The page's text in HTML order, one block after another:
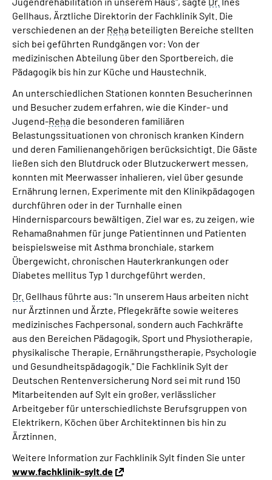
Mein Kundenportal
Gellhaus, Ärztliche Direktorin der Fachklinik Sylt. Die
verschiedenen an der Reha beteiligten Bereiche stellten
sich bei geführten Rundgängen vor: Von der
medizinischen Abteilung über den Sportbereich, die
Pädagogik bis hin zur Küche und Haustechnik.
An unterschiedlichen Stationen konnten Besucherinnen
und Besucher zudem erfahren, wie die Kinder- und
Jugend-Reha die besonderen familiären
Belastungssituationen von chronisch kranken Kindern
und deren Familienangehörigen berücksichtigt. Die Gäste
ließen sich den Blutdruck oder Blutzuckerwert messen,
konnten mit Meerwasser inhalieren, viel über gesunde
Ernährung lernen, Experimente mit den Klinikpädagogen
durchführen oder in der Turnhalle einen
Hindernisparcours bewältigen. Ziel war es, zu zeigen, wie
Rehamaßnahmen für junge Patientinnen und Patienten
beispielsweise mit Asthma bronchiale, starkem
Übergewicht, chronischen Hauterkrankungen oder
Diabetes mellitus Typ 1 durchgeführt werden.
Dr. Gellhaus führte aus: "In unserem Haus arbeiten nicht
nur Ärztinnen und Ärzte, Pflegekräfte sowie weiteres
medizinisches Fachpersonal, sondern auch Fachkräfte
aus den Bereichen Pädagogik, Sport und Physiotherapie,
physikalische Therapie, Ernährungstherapie, Psychologie
und Gesundheitspädagogik." Die Fachklinik Sylt der
Deutschen Rentenversicherung Nord sei mit rund 150
Mitarbeitenden auf Sylt ein großer, verlässlicher
Arbeitgeber für unterschiedlichste Berufsgruppen von
Elektrikern, Köchen über Architektinnen bis hin zu
Ärztinnen.
Weitere Information zur Fachklinik Sylt finden Sie unter
www.fachklinik-sylt.de